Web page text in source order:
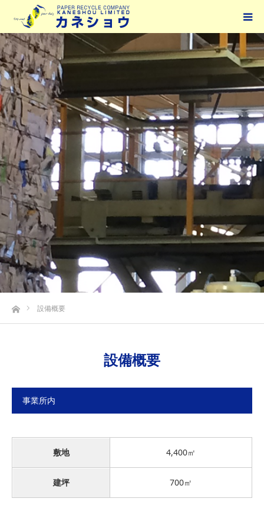
ホーム設備概要
設備概要
事業所内
敷地 4,400㎡
建坪 700㎡